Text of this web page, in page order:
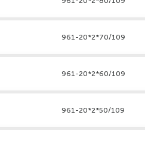
961-20*2*70/109
961-20*2*60/109
961-20*2*50/109